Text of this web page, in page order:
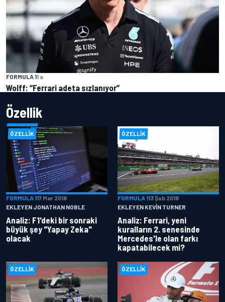
FORMULA 11 s
Wolff: “Ferrari adeta sızlanıyor”
Özellik
ÖZELLIK
FORMULA 117 Mar 2018
EKLEYEN JONATHAN NOBLE
Analiz: F1'deki bir sonraki
büyük şey "Yapay Zeka"
olacak
ÖZELLIK
FORMULA 113 Şub 2018
EKLEYEN KEVIN TURNER
Analiz: Ferrari, yeni
kuralların 2. senesinde
Mercedes'le olan farkı
kapatabilecek mi?
ÖZELLIK ÖZELLIK